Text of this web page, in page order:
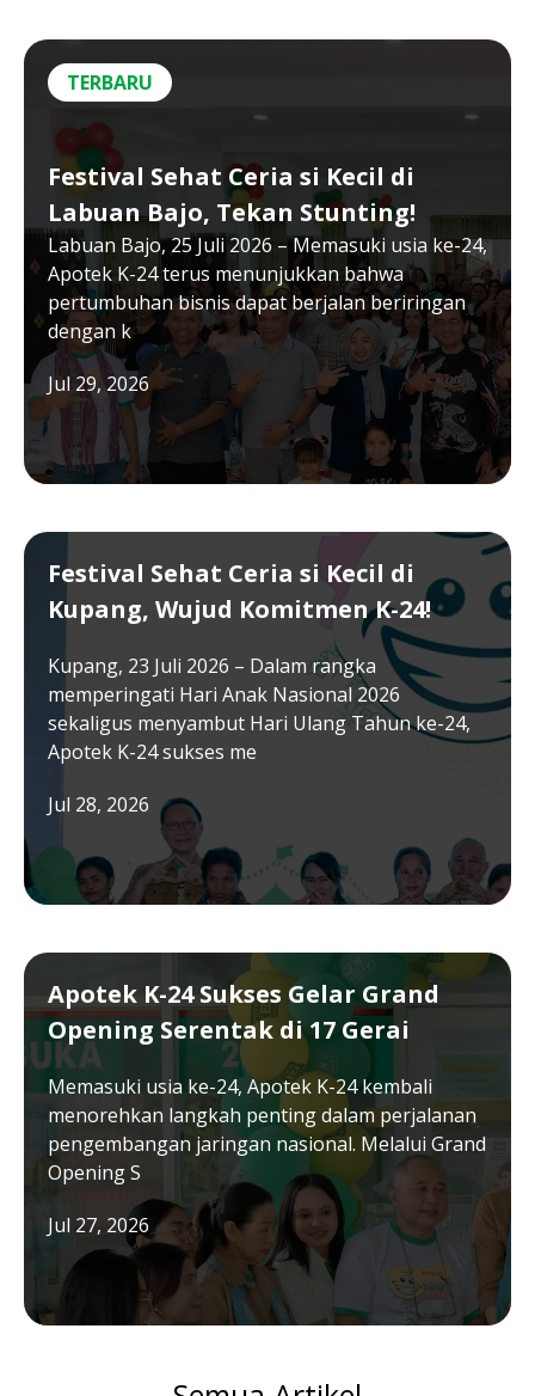
Festival Sehat Ceria si Kecil di
Labuan Bajo, Tekan Stunting!
Labuan Bajo, 25 Juli 2026 – Memasuki usia ke-24,
Apotek K-24 terus menunjukkan bahwa
pertumbuhan bisnis dapat berjalan beriringan
dengan k
Jul 29, 2026
TERBARU
Festival Sehat Ceria si Kecil di
Kupang, Wujud Komitmen K-24!
Kupang, 23 Juli 2026 – Dalam rangka
memperingati Hari Anak Nasional 2026
sekaligus menyambut Hari Ulang Tahun ke-24,
Apotek K-24 sukses me
Jul 28, 2026
Apotek K-24 Sukses Gelar Grand
Opening Serentak di 17 Gerai
Memasuki usia ke-24, Apotek K-24 kembali
menorehkan langkah penting dalam perjalanan
pengembangan jaringan nasional. Melalui Grand
Opening S
Jul 27, 2026